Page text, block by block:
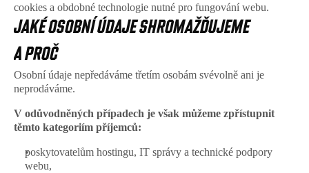
cookies a obdobné technologie nutné pro fungování webu.
JAKÉ OSOBNÍ ÚDAJE SHROMAŽĎUJEME
A PROČ
Osobní údaje nepředáváme třetím osobám svévolně ani je
neprodáváme.
V odůvodněných případech je však můžeme zpřístupnit
těmto kategoriím příjemců:
poskytovatelům hostingu, IT správy a technické podpory
webu,